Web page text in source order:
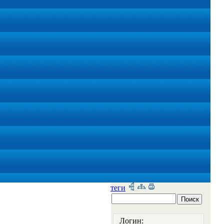
теги
Логин: